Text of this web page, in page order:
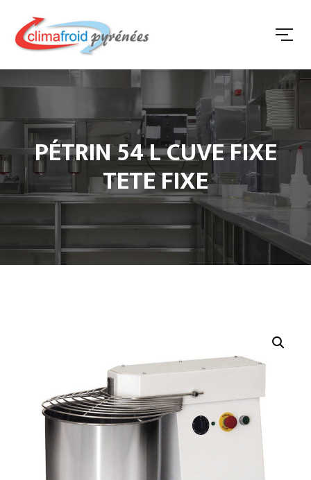
PÉTRIN 54 L CUVE FIXE
TETE FIXE